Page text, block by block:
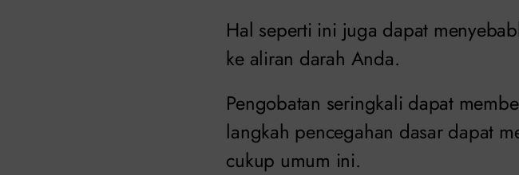
Hal seperti ini juga dapat
ke aliran darah Anda.
Pengobatan seringkali dapat
langkah pencegahan dasar dapat
cukup umum ini.